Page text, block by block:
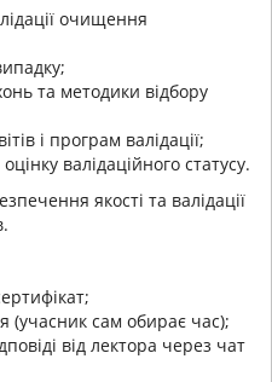
очищення
та методики відбору
і програм валідації;
валідаційного статусу.
якості та валідації
(учасник сам обирає час);
від лектора через чат